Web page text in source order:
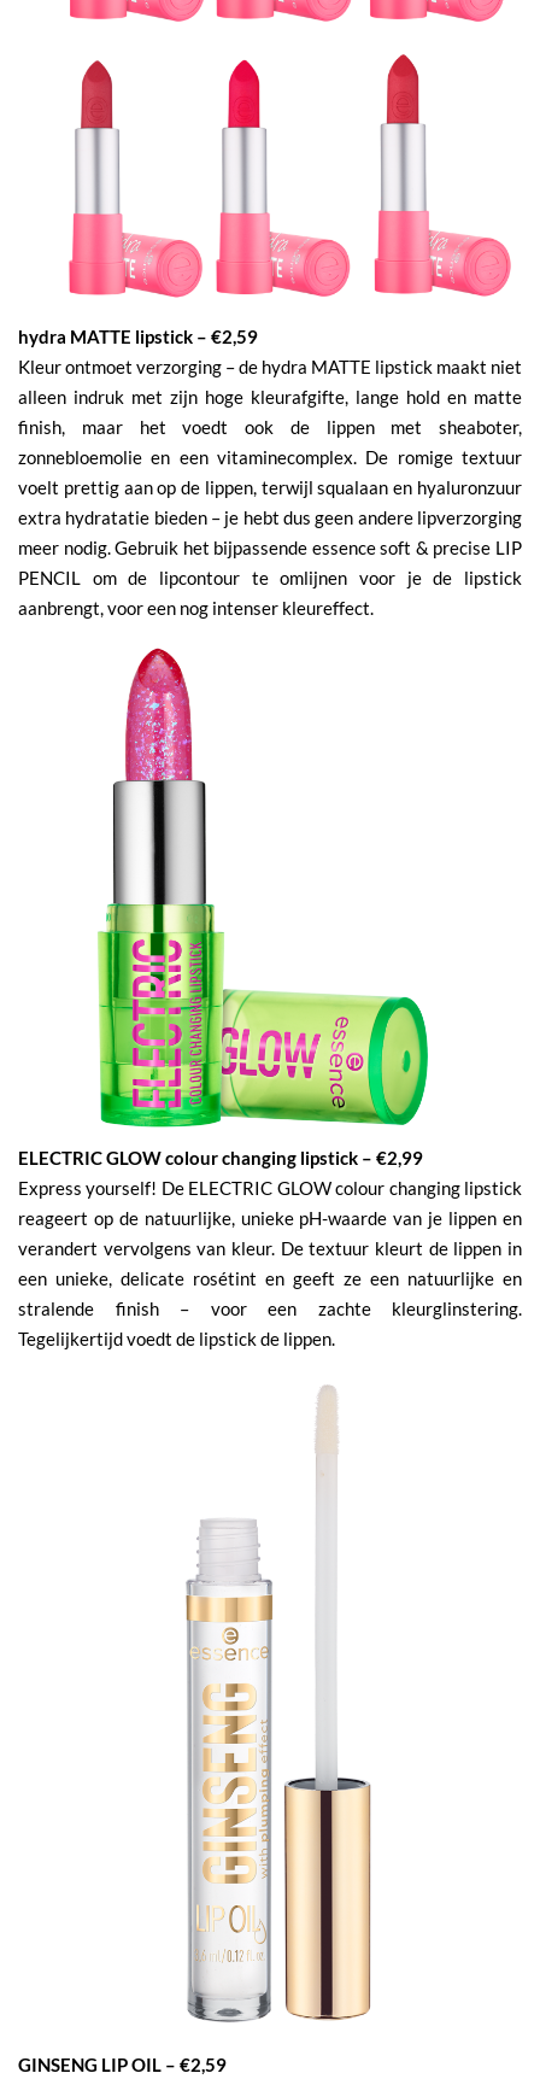
hydra MATTE lipstick – €2,59
Kleur ontmoet verzorging – de hydra MATTE lipstick maakt niet
alleen indruk met zijn hoge kleurafgifte, lange hold en matte
finish, maar het voedt ook de lippen met sheaboter,
zonnebloemolie en een vitaminecomplex. De romige textuur
voelt prettig aan op de lippen, terwijl squalaan en hyaluronzuur
extra hydratatie bieden – je hebt dus geen andere lipverzorging
meer nodig. Gebruik het bijpassende essence soft & precise LIP
PENCIL om de lipcontour te omlijnen voor je de lipstick
aanbrengt, voor een nog intenser kleureffect.
ELECTRIC GLOW colour changing lipstick – €2,99
Express yourself! De ELECTRIC GLOW colour changing lipstick
reageert op de natuurlijke, unieke pH-waarde van je lippen en
verandert vervolgens van kleur. De textuur kleurt de lippen in
een unieke, delicate rosétint en geeft ze een natuurlijke en
stralende finish – voor een zachte kleurglinstering.
Tegelijkertijd voedt de lipstick de lippen.
GINSENG LIP OIL – €2,59